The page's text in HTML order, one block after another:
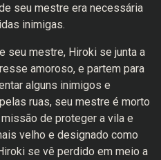
seu mestre era necessária
inimigas.
seu mestre, Hiroki se junta a
amoroso, e partem para
alguns inimigos e
ruas, seu mestre é morto
de proteger a vila e
velho e designado como
se vê perdido em meio a